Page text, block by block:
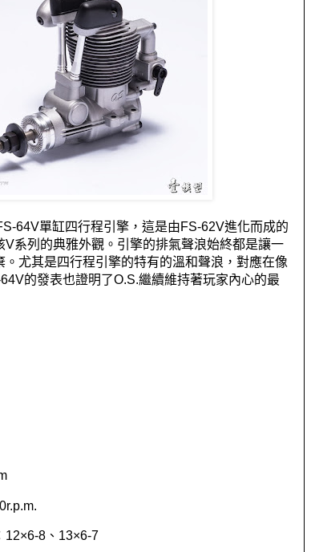
64V單缸四行程引擎，這是由FS-62V進化而成的
V系列的典雅外觀。引擎的排氣聲浪始終都是讓一
尤其是四行程引擎的特有的溫和聲浪，對應在像
的發表也證明了O.S.繼續維持著玩家內心的最
12×6-8 、 13×6-7